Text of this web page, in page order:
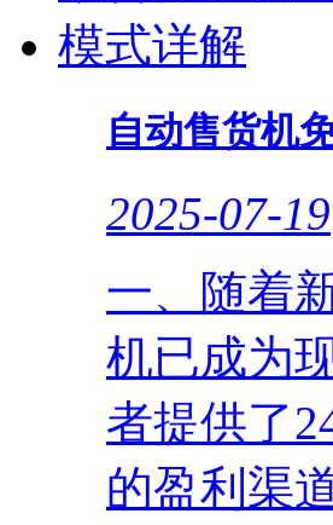
自动售货机
2025-07-19
一、随着
机已成为
者提供了
的盈利渠